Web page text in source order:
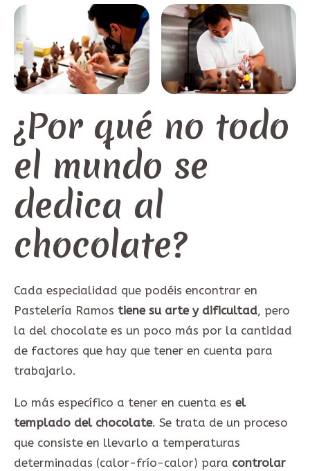
¿Por qué no todo
el mundo se
dedica al
chocolate?
Cada especialidad que podéis encontrar en
Pastelería Ramos tiene su arte y dificultad, pero
la del chocolate es un poco más por la cantidad
de factores que hay que tener en cuenta para
trabajarlo.
Lo más específico a tener en cuenta es el
templado del chocolate. Se trata de un proceso
que consiste en llevarlo a temperaturas
determinadas (calor-frío-calor) para controlar